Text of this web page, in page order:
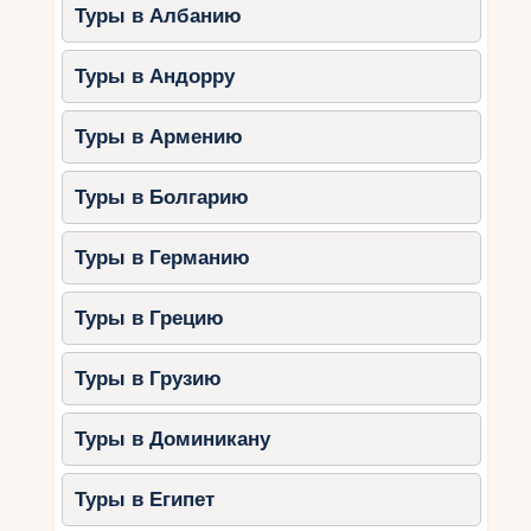
Чем заняться?
Арендовать яхту и отправиться на
острова Пхи-Пхи.
Посетить роскошный спа-центр
Banyan Tree Spa.
Устроить романтический ужин в
ресторане с видом на море (The
Shore at Katathani).
2. Самуи – остров для
романтического отдыха
Самуи славится своими виллами, пляжами с
белым песком и уединённой атмосферой.
Лучшие элитные отели Самуи:
Four Seasons Resort Koh Samui
Туры в Албанию
Туры в Андорру
Туры в Армению
Туры в Болгарию
Туры в Германию
Туры в Грецию
Туры в Грузию
Туры в Доминикану
Туры в Египет